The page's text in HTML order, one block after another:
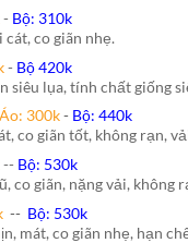
- Bộ: 310k
co giãn nhẹ.
- Bộ 420k
siêu lụa, tính chất giống
300k- Bộ: 440k
co giãn tốt, không rạn,
-- Bộ: 530k
co giãn, nặng vải, không
-- Bộ: 530k
mát, co giãn nhẹ, hạn